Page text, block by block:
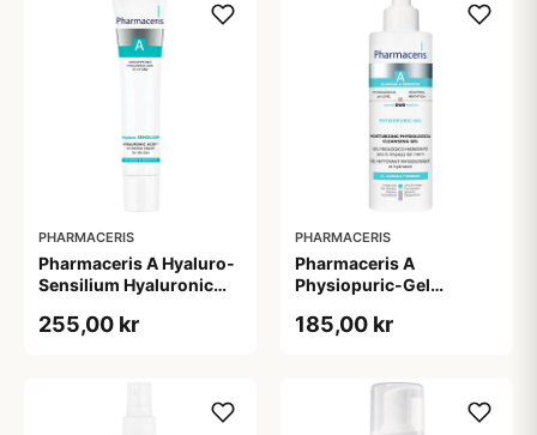
PHARMACERIS
Pharmaceris A Hyaluro-
Sensilium Hyaluronic
255,00 kr
PHARMACERIS
Pharmaceris A
Physiopuric-Gel
Physiological Cleansing
185,00 kr